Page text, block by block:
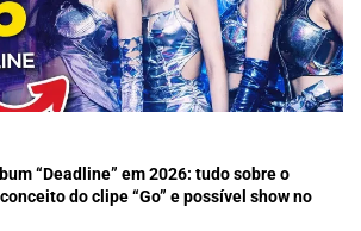
“Deadline” em 2026: tudo sobre o
do clipe “Go” e possível show no